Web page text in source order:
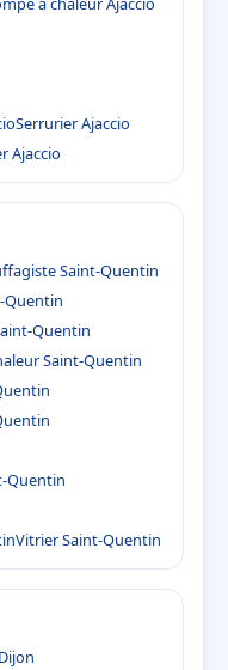
Serrurier Ajaccio
Ajaccio
Saint-Quentin
Quentin
Quentin
Saint-Quentin
Quentin
Vitrier Saint-Quentin